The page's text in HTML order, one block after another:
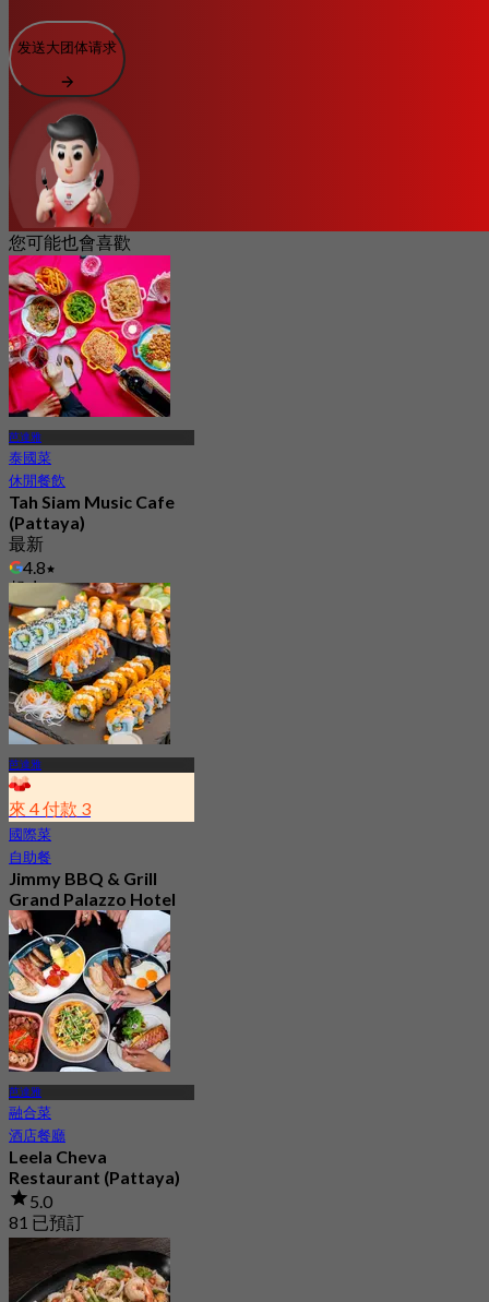
发送大团体请求
您可能也會喜歡
芭達雅
泰國菜
休閒餐飲
Tah Siam Music Cafe
(Pattaya)
最新
4.8
起฿ 572
芭達雅
來 4 付款 3
國際菜
自助餐
Jimmy BBQ & Grill
Grand Palazzo Hotel
(Pattaya)
4.1
306 已預訂
起฿ 599.25
芭達雅
融合菜
酒店餐廳
Leela Cheva
Restaurant (Pattaya)
5.0
81 已預訂
起
฿ 210